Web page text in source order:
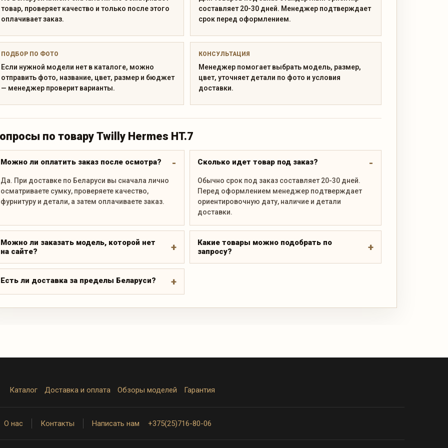
товар, проверяет качество и только после этого
оплачивает заказ.
составляет 20-30 дней. Менеджер подтверждает
срок перед оформлением.
ПОДБОР ПО ФОТО
Если нужной модели нет в каталоге, можно
отправить фото, название, цвет, размер и бюджет
— менеджер проверит варианты.
КОНСУЛЬТАЦИЯ
Менеджер помогает выбрать модель, размер,
цвет, уточняет детали по фото и условия
доставки.
по товару Twilly Hermes HT.7
Можно ли оплатить заказ после осмотра?
Да. При доставке по Беларуси вы сначала лично
осматриваете сумку, проверяете качество,
фурнитуру и детали, а затем оплачиваете заказ.
Сколько идет товар под заказ?
Обычно срок под заказ составляет 20-30 дней.
Перед оформлением менеджер подтверждает
ориентировочную дату, наличие и детали
доставки.
Можно ли заказать модель, которой нет
на сайте?
Какие товары можно подобрать по
запросу?
Есть ли доставка за пределы Беларуси?
Каталог Доставка и оплата Обзоры моделей Гарантия
О нас Контакты Написать нам +375(25)716-80-06